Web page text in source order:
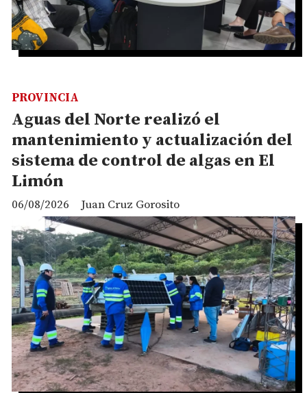
Aguas del Norte realizó el
mantenimiento y actualización del
sistema de control de algas en El
Limón
Juan Cruz Gorosito
PROVINCIA
06/08/2026